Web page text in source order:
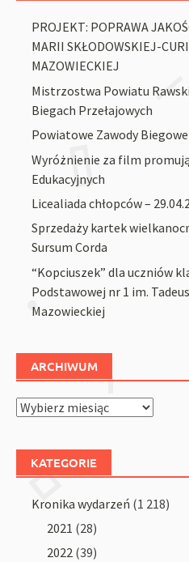
PROJEKT: POPRAWA
MARII SKŁODOWSKIEJ-
MAZOWIECKIEJ
Mistrzostwa Powiatu
Biegach Przełajowych
Powiatowe Zawody Biegowe
Wyróżnienie za film
Edukacyjnych
Licealiada chłopców –
Sprzedaży kartek
Sursum Corda
“Kopciuszek” dla uczniów
Podstawowej nr 1 im.
Mazowieckiej
ARCHIWUM
Archiwum
KATEGORIE
Kronika wydarzeń (1 218)
2021 (28)
2022 (39)